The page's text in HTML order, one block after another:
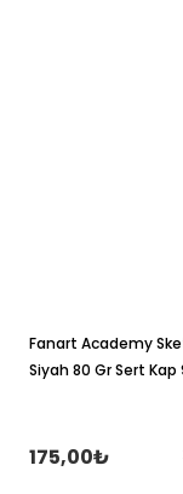
Fanart Academy
Siyah 80 Gr Sert Kap
175,00₺